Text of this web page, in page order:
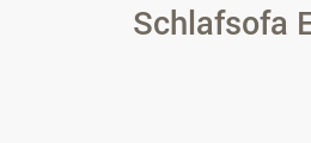
Schlafsofa